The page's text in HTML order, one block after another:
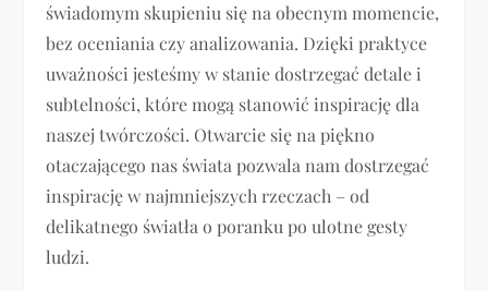
świadomym skupieniu się na obecnym momencie,
bez oceniania czy analizowania. Dzięki praktyce
uważności jesteśmy w stanie dostrzegać detale i
subtelności, które mogą stanowić inspirację dla
naszej twórczości. Otwarcie się na piękno
otaczającego nas świata pozwala nam dostrzegać
inspirację w najmniejszych rzeczach – od
delikatnego światła o poranku po ulotne gesty
ludzi.